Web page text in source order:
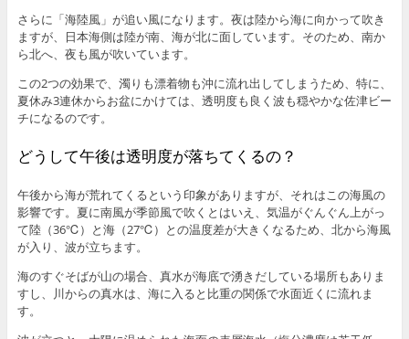
さらに「海陸風」が追い風になります。夜は陸から海に向かって吹き
ますが、日本海側は陸が南、海が北に面しています。そのため、南か
ら北へ、夜も風が吹いています。
この2つの効果で、濁りも漂着物も沖に流れ出してしまうため、特に、
夏休み3連休からお盆にかけては、透明度も良く波も穏やかな佐津ビー
チになるのです。
どうして午後は透明度が落ちてくるの？
午後から海が荒れてくるという印象がありますが、それはこの海風の
影響です。夏に南風が季節風で吹くとはいえ、気温がぐんぐん上がっ
て陸（36℃）と海（27℃）との温度差が大きくなるため、北から海風
が入り、波が立ちます。
海のすぐそばが山の場合、真水が海底で湧きだしている場所もありま
すし、川からの真水は、海に入ると比重の関係で水面近くに流れま
す。